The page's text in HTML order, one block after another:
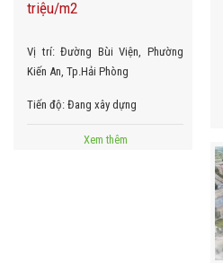
triệu/m2
Vị trí:Đường Bùi Viện, Phường
Kiến An, Tp.Hải Phòng
Tiến độ: Đang xây dựng
Xem thêm